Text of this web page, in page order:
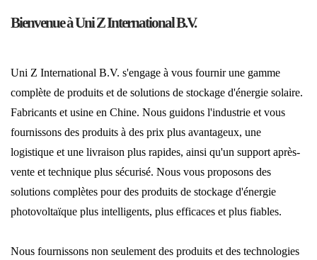
Bienvenue à Uni Z International B.V.
Uni Z International B.V. s'engage à vous fournir une gamme
complète de produits et de solutions de stockage d'énergie solaire.
Fabricants et usine en Chine. Nous guidons l'industrie et vous
fournissons des produits à des prix plus avantageux, une
logistique et une livraison plus rapides, ainsi qu'un support après-
vente et technique plus sécurisé. Nous vous proposons des
solutions complètes pour des produits de stockage d'énergie
photovoltaïque plus intelligents, plus efficaces et plus fiables.
Nous fournissons non seulement des produits et des technologies